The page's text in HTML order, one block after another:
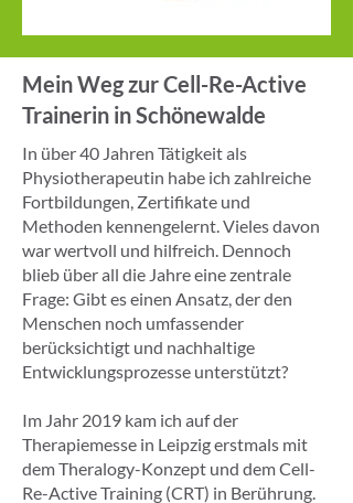
Mein Weg zur Cell-Re-Active
Trainerin in Schönewalde
In über 40 Jahren Tätigkeit als
Physiotherapeutin habe ich zahlreiche
Fortbildungen, Zertifikate und
Methoden kennengelernt. Vieles davon
war wertvoll und hilfreich. Dennoch
blieb über all die Jahre eine zentrale
Frage: Gibt es einen Ansatz, der den
Menschen noch umfassender
berücksichtigt und nachhaltige
Entwicklungsprozesse unterstützt?
Im Jahr 2019 kam ich auf der
Therapiemesse in Leipzig erstmals mit
dem Theralogy-Konzept und dem Cell-
Re-Active Training (CRT) in Berührung.